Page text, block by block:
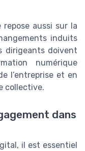
repose aussi sur la
induits
dirigeants doivent
numérique
l’entreprise et en
collective.
dans
il est essentiel